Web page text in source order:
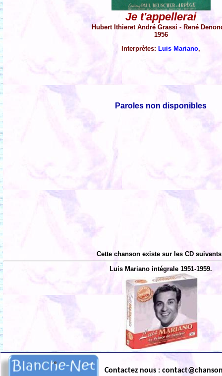
Je t'appellerai
Hubert Ithieret André Grassi - René
1956
Interprètes:Luis Mariano,
Paroles non disponibles
Cette chanson existe sur les CD
Luis Mariano intégrale 1951-1959.
Contactez nous :